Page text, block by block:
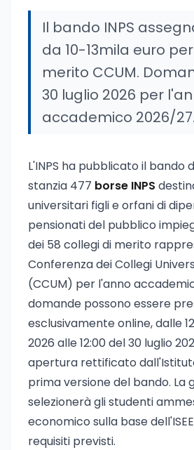
Il bando INPS
da 10-13mila euro
merito CCUM.
30 luglio 2026 per
accademico 2026/27.
L'INPS ha pubblicato il bando
stanzia 477 borse INPS
universitari figli e orfani di
pensionati del pubblico
dei 58 collegi di merito
Conferenza dei Collegi
(CCUM) per l'anno
domande possono essere
esclusivamente online, dalle
2026 alle 12:00 del 30 luglio
apertura rettificato
prima versione del bando. La
selezionerà gli studenti
economico sulla base
requisiti previsti.